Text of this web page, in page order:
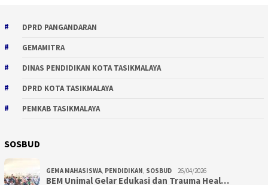
DPRD PANGANDARAN
GEMAMITRA
DINAS PENDIDIKAN KOTA TASIKMALAYA
DPRD KOTA TASIKMALAYA
PEMKAB TASIKMALAYA
SOSBUD
GEMA MAHASISWA PENDIDIKAN SOSBUD 26/04/2026
BEM Unimal Gelar Edukasi dan Trauma Heal…